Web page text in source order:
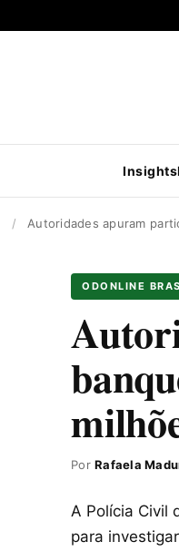
Insights
/ Autoridades apuram
ODONLINE
PorRafaela
A Polícia Civil
para